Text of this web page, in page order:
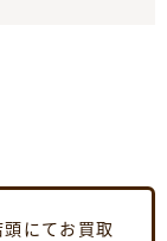
にてお買取